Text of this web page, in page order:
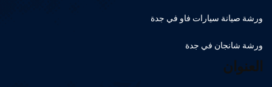
ورشة صيانة سيارات فاو في جدة
ورشة شانجان في جدة
العنوان